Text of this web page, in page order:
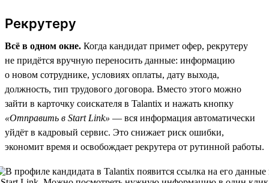
Рекрутеру
Всё в одном окне. Когда кандидат примет офер, рекрутеру
не придётся вручную переносить данные: информацию
о новом сотруднике, условиях оплаты, дату выхода,
должность, тип трудового договора. Вместо этого можно
зайти в карточку соискателя в Talantix и нажать кнопку
«Отправить в Start Link» — вся информация автоматически
уйдёт в кадровый сервис. Это снижает риск ошибки,
экономит время и освобождает рекрутера от рутинной работы.